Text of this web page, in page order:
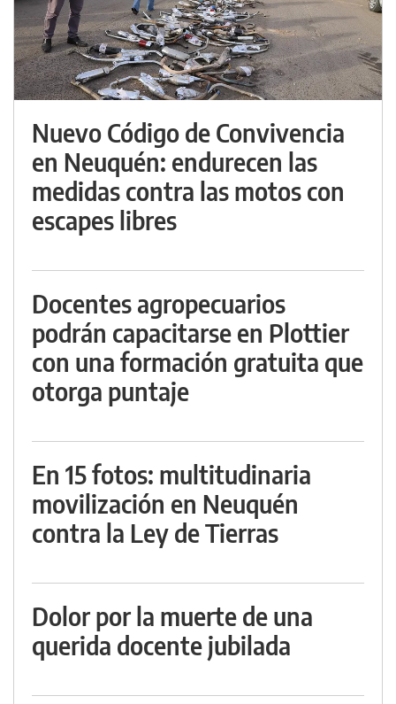
Nuevo Código de Convivencia
en Neuquén: endurecen las
medidas contra las motos con
escapes libres
Docentes agropecuarios
podrán capacitarse en Plottier
con una formación gratuita que
otorga puntaje
En 15 fotos: multitudinaria
movilización en Neuquén
contra la Ley de Tierras
Dolor por la muerte de una
querida docente jubilada